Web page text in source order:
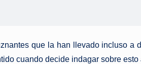
que la han llevado incluso
cuando decide indagar sobre